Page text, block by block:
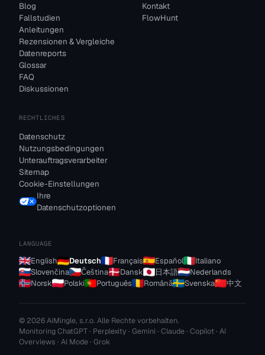
Blog
Fallstudien
Anleitungen
Rezensionen & Vergleiche
Datenreports
Glossar
FAQ
Diskussionen
Kontakt
FlowHunt
RECHTLICHES
Datenschutz
Nutzungsbedingungen
Unterauftragsverarbeiter
Sitemap
Cookie-Einstellungen
Ihre
Datenschutzoptionen
LANGUAGE
English Deutsch Français Español
Italiano
Slovenčina
Čeština Dansk 日本語
Nederlands
Norsk
Polski Português Română Svenska 中文
© 2026 AiMingle, s.r.o. Alle Rechte vorbehalten.
Monitoring ChatGPT · Perplexity · Gemini · Claude · Copilot · AI
Overviews · AI Mode · Grok